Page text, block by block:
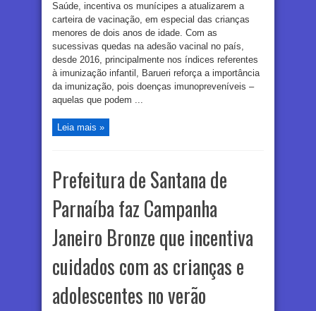
Saúde, incentiva os munícipes a atualizarem a
carteira de vacinação, em especial das crianças
menores de dois anos de idade. Com as
sucessivas quedas na adesão vacinal no país,
desde 2016, principalmente nos índices referentes
à imunização infantil, Barueri reforça a importância
da imunização, pois doenças imunopreveníveis –
aquelas que podem ...
Leia mais »
Prefeitura de Santana de
Parnaíba faz Campanha
Janeiro Bronze que incentiva
cuidados com as crianças e
adolescentes no verão